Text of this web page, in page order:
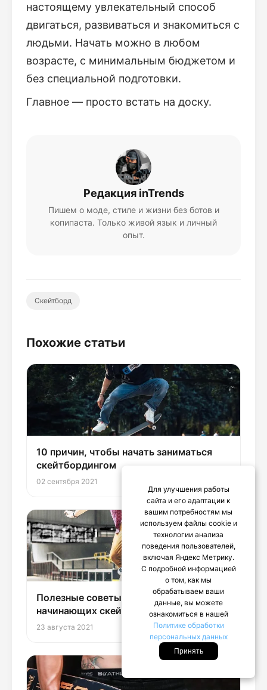
настоящему увлекательный способ
двигаться, развиваться и знакомиться с
людьми. Начать можно в любом
возрасте, с минимальным бюджетом и
без специальной подготовки.
Главное — просто встать на доску.
Редакция inTrends
Пишем о моде, стиле и жизни без ботов и
копипаста. Только живой язык и личный
опыт.
Скейтборд
Похожие статьи
10 причин, чтобы начать заниматься
скейтбордингом
02 сентября 2021
Полезные советы для взрослых
начинающих скейтеров
23 августа 2021
Для улучшения работы
сайта и его адаптации к
вашим потребностям мы
используем файлы cookie и
технологии анализа
поведения пользователей,
включая Яндекс Метрику.
С подробной информацией
о том, как мы
обрабатываем ваши
данные, вы можете
ознакомиться в нашей
Политике обработки
персональных данных
Принять